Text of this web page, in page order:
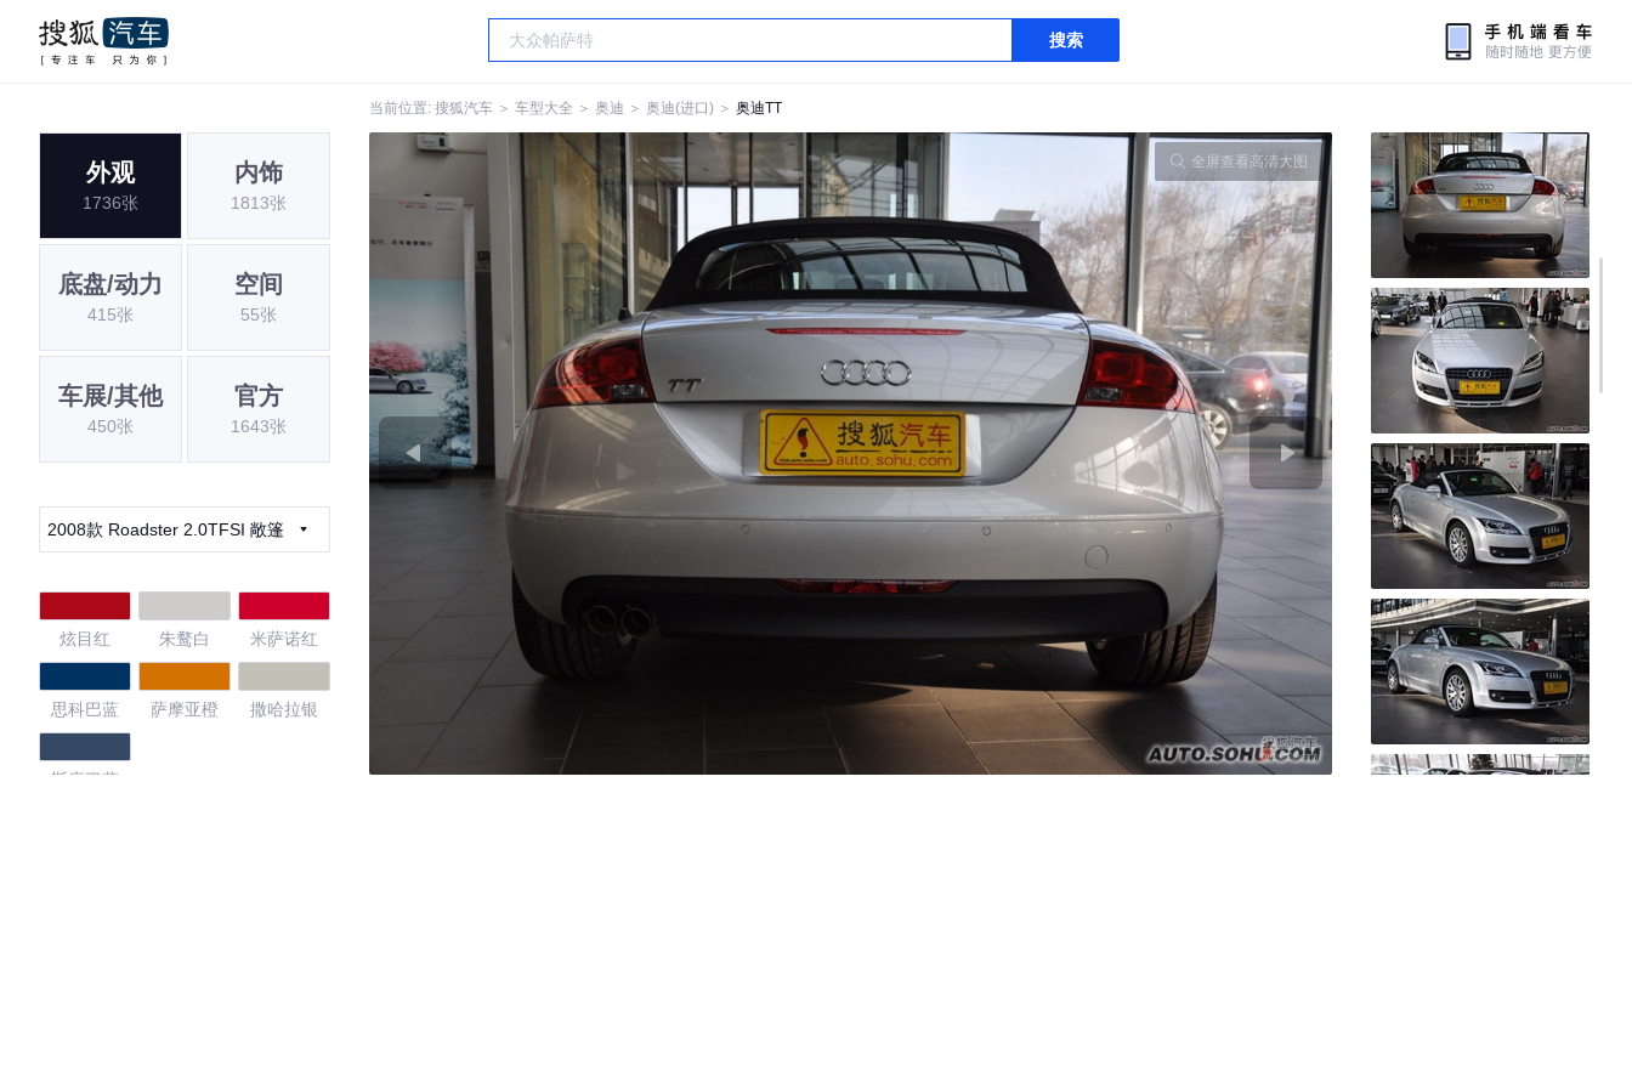
搜索
当前位置: 搜狐汽车 ＞ 车型大全 ＞ 奥迪 ＞ 奥迪(进口) ＞ 奥迪TT
外观
1736张
内饰
1813张
底盘/动力
415张
空间
55张
车展/其他
450张
官方
1643张
2008款 Roadster 2.0TFSI 敞篷
炫目红 朱鹜白 米萨诺红
思科巴蓝 萨摩亚橙 撒哈拉银
斯库巴蓝
全屏查看高清大图